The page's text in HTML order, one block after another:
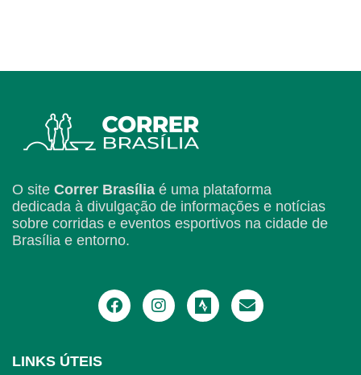
O site Correr Brasília é uma plataforma
dedicada à divulgação de informações e notícias
sobre corridas e eventos esportivos na cidade de
Brasília e entorno.
LINKS ÚTEIS